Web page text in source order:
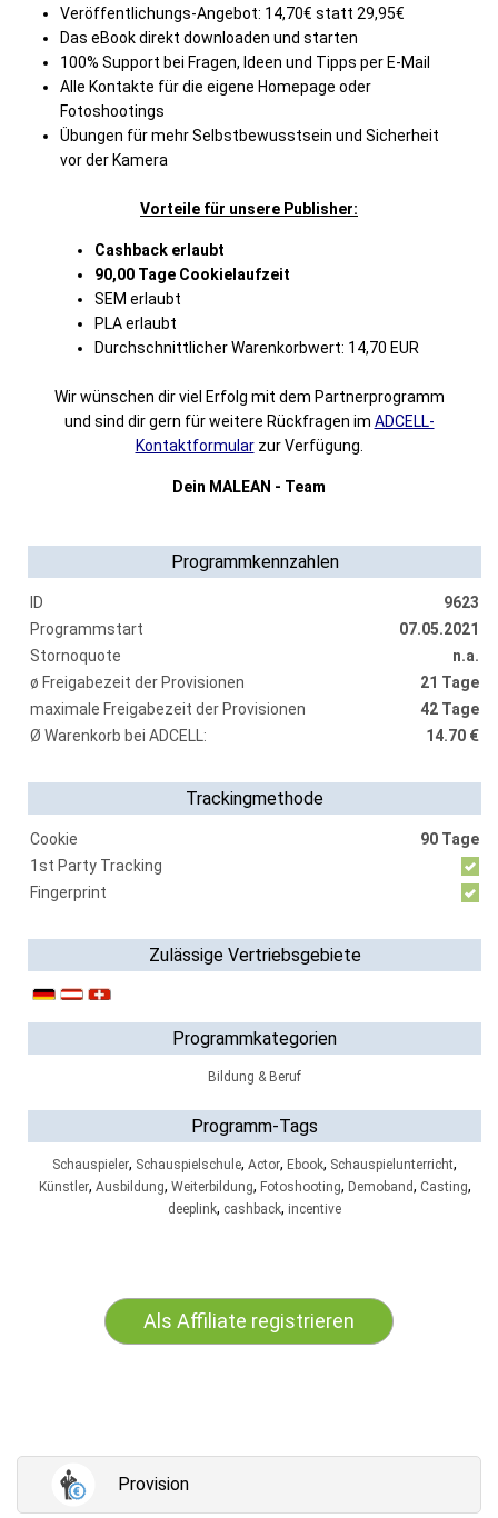
Veröffentlichungs-Angebot: 14,70€ statt 29,95€
Das eBook direkt downloaden und starten
100% Support bei Fragen, Ideen und Tipps per E-Mail
Alle Kontakte für die eigene Homepage oder
Fotoshootings
Übungen für mehr Selbstbewusstsein und Sicherheit
vor der Kamera
Vorteile für unsere Publisher:
Cashback erlaubt
90,00 Tage Cookielaufzeit
SEM erlaubt
PLA erlaubt
Durchschnittlicher Warenkorbwert: 14,70 EUR
Wir wünschen dir viel Erfolg mit dem Partnerprogramm
und sind dir gern für weitere Rückfragen im ADCELL-
Kontaktformularzur Verfügung.
Dein MALEAN - Team
Programmkennzahlen
ID
9623
Programmstart
07.05.2021
Stornoquote
n.a.
ø Freigabezeit der Provisionen
21 Tage
maximale Freigabezeit der Provisionen
42 Tage
Ø Warenkorb bei ADCELL:
14.70 €
Trackingmethode
Cookie
90 Tage
1st Party Tracking
Fingerprint
Zulässige Vertriebsgebiete
Programmkategorien
Bildung & Beruf
Programm-Tags
Schauspieler, Schauspielschule, Actor, Ebook, Schauspielunterricht,
Künstler, Ausbildung, Weiterbildung, Fotoshooting, Demoband, Casting,
deeplink, cashback, incentive
Als Affiliate registrieren
Provision